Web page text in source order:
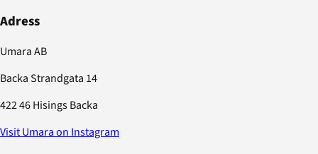
Adress
Umara AB
Backa Strandgata 14
422 46 Hisings Backa
Visit Umara on Instagram